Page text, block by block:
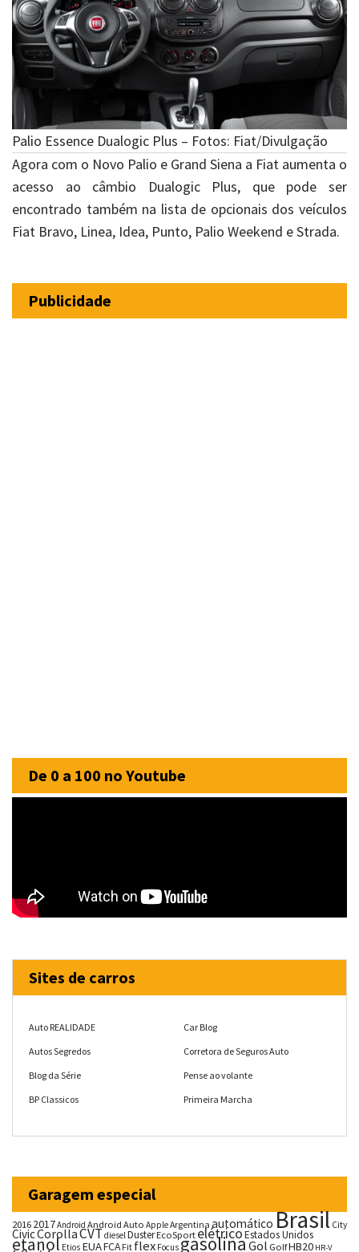
Palio Essence Dualogic Plus – Fotos: Fiat/Divulgação
Agora com o Novo Palio e Grand Siena a Fiat aumenta o
acesso ao câmbio Dualogic Plus, que pode ser
encontrado também na lista de opcionais dos veículos
Fiat Bravo, Linea, Idea, Punto, Palio Weekend e Strada.
Publicidade
De 0 a 100 no Youtube
Sites de carros
Auto REALIDADE
Autos Segredos
Blog da Série
BP Classicos
Car Blog
Corretora de Seguros Auto
Pense ao volante
Primeira Marcha
Garagem especial
20162017Android Android Auto AppleArgentina automáticoBrasil City
CivicCorollaCVTdieselDusterEcoSportelétricoEstados Unidos
etanol Etios EUAFCA Fit flex FocusgasolinaGol GolfHB20 HR-V